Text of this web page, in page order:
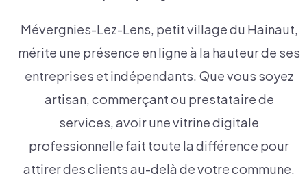
Mévergnies-Lez-Lens, petit village du Hainaut,
mérite une présence en ligne à la hauteur de ses
entreprises et indépendants. Que vous soyez
artisan, commerçant ou prestataire de
services, avoir une vitrine digitale
professionnelle fait toute la différence pour
attirer des clients au-delà de votre commune.